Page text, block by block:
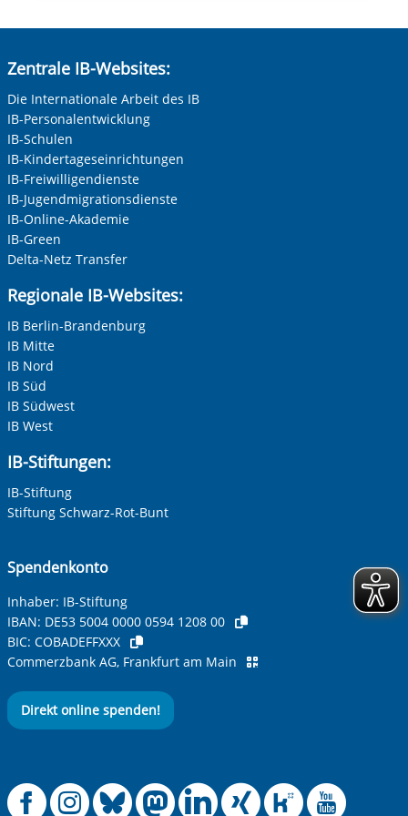
Zentrale IB-Websites:
Die Internationale Arbeit des IB
IB-Personalentwicklung
IB-Schulen
IB-Kindertageseinrichtungen
IB-Freiwilligendienste
IB-Jugendmigrationsdienste
IB-Online-Akademie
IB-Green
Delta-Netz Transfer
Regionale IB-Websites:
IB Berlin-Brandenburg
IB Mitte
IB Nord
IB Süd
IB Südwest
IB West
IB-Stiftungen:
IB-Stiftung
Stiftung Schwarz-Rot-Bunt
Spendenkonto
Inhaber: IB-Stiftung
IBAN: DE53 5004 0000 0594 1208 00
BIC: COBADEFFXXX
Commerzbank AG, Frankfurt am Main
Direkt online spenden!
Offizielle
Offizielle
Offizielle
Offizielle
Offizielle